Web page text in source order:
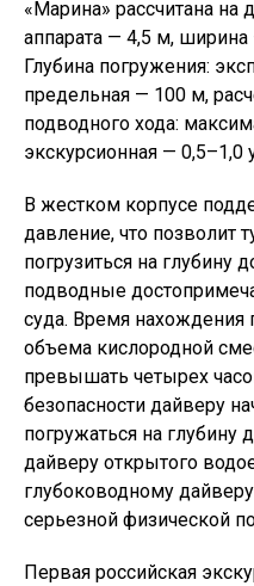
«Марина» рассчитана на
аппарата — 4,5 м,
Глубина погружения:
предельная — 100 м,
подводного хода:
экскурсионная — 0,5–1,0
В жестком корпусе
давление, что позволит
погрузиться на глубину
подводные
суда. Время нахождения
объема кислородной
превышать четырех
безопасности дайверу
погружаться на глубину
дайверу открытого
глубоководному
серьезной физической
Первая российская